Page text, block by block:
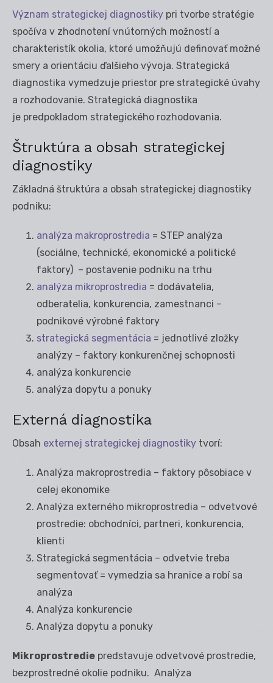
Význam strategickej diagnostiky pri tvorbe stratégie
spočíva v zhodnotení vnútorných možností a
charakteristík okolia, ktoré umožňujú definovať možné
smery a orientáciu ďalšieho vývoja. Strategická
diagnostika vymedzuje priestor pre strategické úvahy
a rozhodovanie. Strategická diagnostika
je predpokladom strategického rozhodovania.
Štruktúra a obsah strategickej
diagnostiky
Základná štruktúra a obsah strategickej diagnostiky
podniku:
analýza makroprostredia = STEP analýza
(sociálne, technické, ekonomické a politické
faktory) – postavenie podniku na trhu
analýza mikroprostredia = dodávatelia,
odberatelia, konkurencia, zamestnanci –
podnikové výrobné faktory
strategická segmentácia = jednotlivé zložky
analýzy – faktory konkurenčnej schopnosti
analýza konkurencie
analýza dopytu a ponuky
Externá diagnostika
Obsah externej strategickej diagnostiky tvorí:
Analýza makroprostredia – faktory pôsobiace v
celej ekonomike
Analýza externého mikroprostredia – odvetvové
prostredie: obchodníci, partneri, konkurencia,
klienti
Strategická segmentácia – odvetvie treba
segmentovať = vymedzia sa hranice a robí sa
analýza
Analýza konkurencie
Analýza dopytu a ponuky
Mikroprostredie predstavuje odvetvové prostredie,
bezprostredné okolie podniku. Analýza